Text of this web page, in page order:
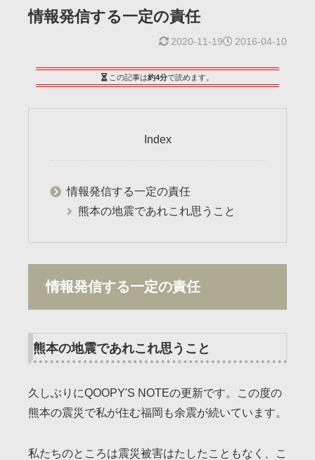
情報発信する一定の責任
2016-04-10
2020-11-19
この記事は約4分で読めます。
Index
情報発信する一定の責任
熊本の地震であれこれ思うこと
情報発信する一定の責任
熊本の地震であれこれ思うこと
久しぶりにQOOPY'S NOTEの更新です。この度の
熊本の震災で私が住む福岡も余震が続いています。
私たちのところは震災被害はたしたこともなく、こ